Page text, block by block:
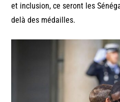
et inclusion, ce seront les
delà des médailles.